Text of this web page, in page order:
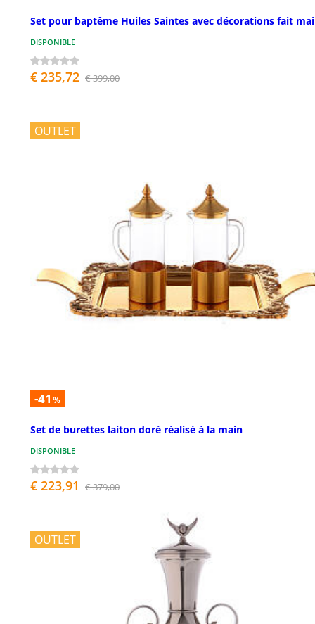
Set pour baptême Huiles Saintes avec décorations fait
DISPONIBLE
€ 235,72 € 399,00
OUTLET
-41 %
Set de burettes laiton doré réalisé à la main
DISPONIBLE
€ 223,91 € 379,00
OUTLET